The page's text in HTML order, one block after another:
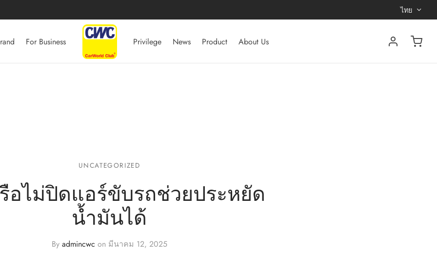
ไทย
For Business Privilege News Product About Us
UNCATEGORIZED
อไม่ปิดแอร์ขับรถช่วยประหยัด
น้ำมันได้
By admincwc on มีนาคม 12, 2025